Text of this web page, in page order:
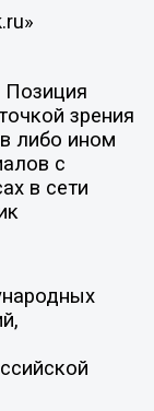
зрения
либо ином
с
в сети